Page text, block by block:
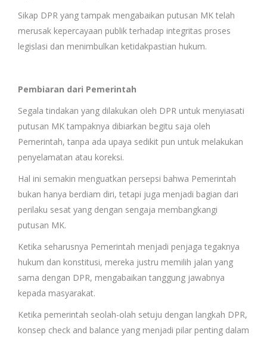
Sikap DPR yang tampak mengabaikan putusan MK telah
merusak kepercayaan publik terhadap integritas proses
legislasi dan menimbulkan ketidakpastian hukum.
Pembiaran dari Pemerintah
Segala tindakan yang dilakukan oleh DPR untuk menyiasati
putusan MK tampaknya dibiarkan begitu saja oleh
Pemerintah, tanpa ada upaya sedikit pun untuk melakukan
penyelamatan atau koreksi.
Hal ini semakin menguatkan persepsi bahwa Pemerintah
bukan hanya berdiam diri, tetapi juga menjadi bagian dari
perilaku sesat yang dengan sengaja membangkangi
putusan MK.
Ketika seharusnya Pemerintah menjadi penjaga tegaknya
hukum dan konstitusi, mereka justru memilih jalan yang
sama dengan DPR, mengabaikan tanggung jawabnya
kepada masyarakat.
Ketika pemerintah seolah-olah setuju dengan langkah DPR,
konsep check and balance yang menjadi pilar penting dalam